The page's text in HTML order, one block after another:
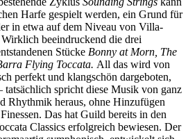
Harfe gespielt werden, ein Grund für
in etwa auf dem Niveau von Villa-
Wirklich beeindruckend die drei
Stücke Bonny at Morn, The
Flying Toccata. All das wird von
perfekt und klangschön dargeboten,
spricht diese Musik von ganz
Rhythmik heraus, ohne Hinzufügen
Das hat Guild bereits in den
Classics erfolgreich bewiesen. Der